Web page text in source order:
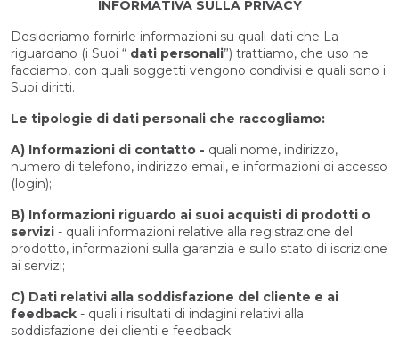
INFORMATIVA SULLA PRIVACY
Desideriamo fornirle informazioni su quali dati che La
riguardano (i Suoi “ dati personali”) trattiamo, che uso ne
facciamo, con quali soggetti vengono condivisi e quali sono i
Suoi diritti.
Le tipologie di dati personali che raccogliamo:
A) Informazioni di contatto - quali nome, indirizzo,
numero di telefono, indirizzo email, e informazioni di accesso
(login);
B) Informazioni riguardo ai suoi acquisti di prodotti o
servizi - quali informazioni relative alla registrazione del
prodotto, informazioni sulla garanzia e sullo stato di iscrizione
ai servizi;
C) Dati relativi alla soddisfazione del cliente e ai
feedback - quali i risultati di indagini relativi alla
soddisfazione dei clienti e feedback;